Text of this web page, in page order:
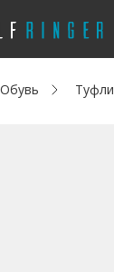
Обувь Туфли